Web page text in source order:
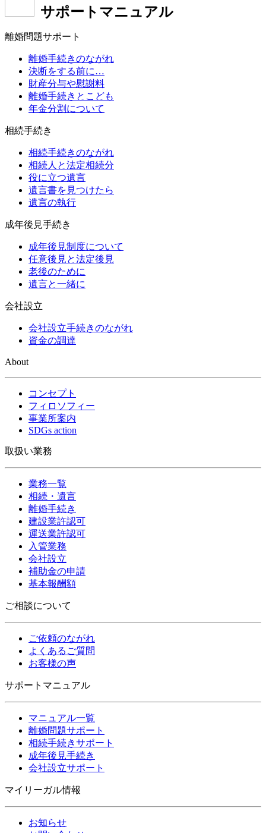
サポートマニュアル
離婚問題サポート
離婚手続きのながれ
決断をする前に…
財産分与や慰謝料
離婚手続きとこども
年金分割について
相続手続き
相続手続きのながれ
相続人と法定相続分
役に立つ遺言
遺言書を見つけたら
遺言の執行
成年後見手続き
成年後見制度について
任意後見と法定後見
老後のために
遺言と一緒に
会社設立
会社設立手続きのながれ
資金の調達
About
コンセプト
フィロソフィー
事業所案内
SDGs action
取扱い業務
業務一覧
相続・遺言
離婚手続き
建設業許認可
運送業許認可
入管業務
会社設立
補助金の申請
基本報酬額
ご相談について
ご依頼のながれ
よくあるご質問
お客様の声
サポートマニュアル
マニュアル一覧
離婚問題サポート
相続手続きサポート
成年後見手続き
会社設立サポート
マイリーガル情報
お知らせ